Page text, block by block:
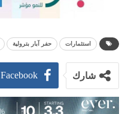
استثمارات حفر آبار بترولية
شارك Facebook